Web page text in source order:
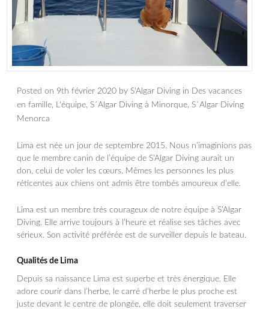
Posted on 9th février 2020 by S'Algar Diving in Des vacances
en famille, L'équipe, S´Algar Diving à Minorque, S´Algar Diving
Menorca
Lima est née un jour de septembre 2015. Nous n’imaginions pas
que le membre canin de l’équipe de S’Algar Diving aurait un
don, celui de voler les cœurs. Mêmes les personnes les plus
réticentes aux chiens ont admis être tombés amoureux d’elle.
Lima est un membre très courageux de notre équipe à S’Algar
Diving. Elle arrive toujours à l’heure et réalise ses tâches avec
sérieux. Son activité préférée est de surveiller depuis le bateau.
Qualités de Lima
Depuis sa naissance Lima est superbe et très énergique. Elle
adore courir dans l’herbe, le carré d’herbe le plus proche est
juste devant le centre de plongée, elle doit seulement traverser